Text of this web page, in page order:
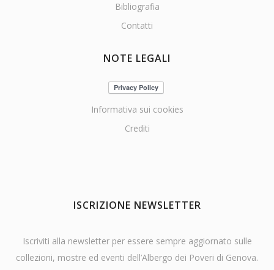
Bibliografia
Contatti
NOTE LEGALI
Informativa sui cookies
Crediti
ISCRIZIONE NEWSLETTER
Iscriviti alla newsletter per essere sempre aggiornato sulle
collezioni, mostre ed eventi dell’Albergo dei Poveri di Genova.